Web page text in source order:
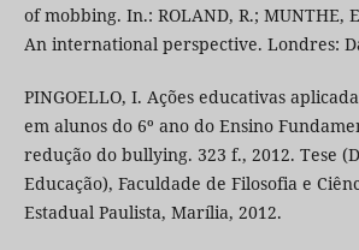
of mobbing. In.: ROLAND, R.; MUNTHE,
An international perspective. Londres:
PINGOELLO, I. Ações educativas
em alunos do 6º ano do Ensino
redução do bullying. 323 f., 2012. Tese
Educação), Faculdade de Filosofia e
Estadual Paulista, Marília, 2012.